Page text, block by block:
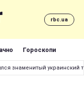
rbc.ua
Гороскопи
знаменитый украинский